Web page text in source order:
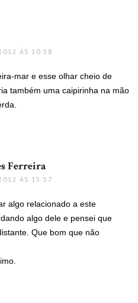
ÀS 10:58
mar e esse olhar cheio de
também uma caipirinha na mão
Ferreira
ÀS 15:57
algo relacionado a este
algo dele e pensei que
Que bom que não